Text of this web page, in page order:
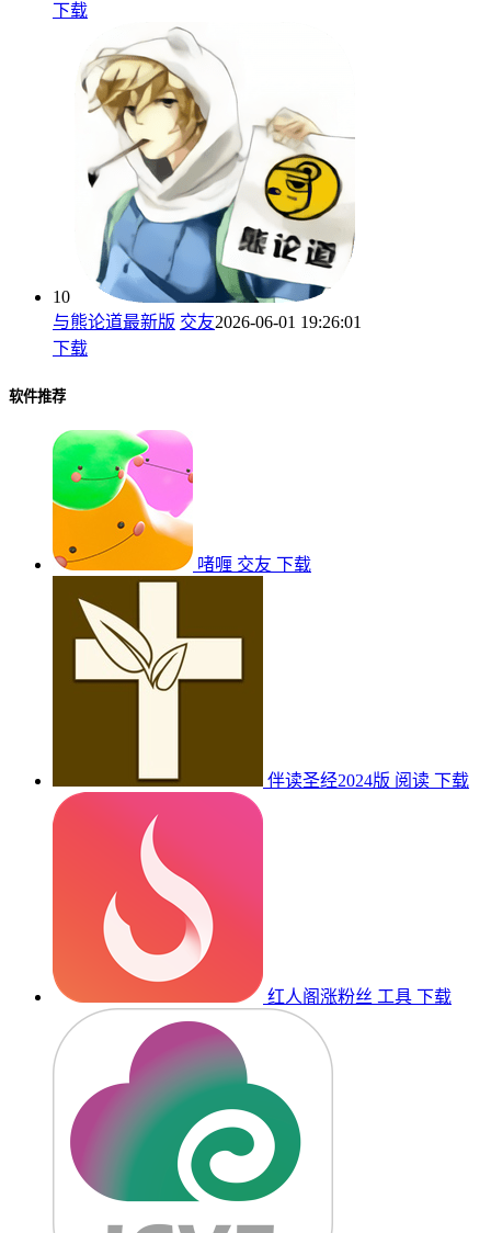
下载
10
与熊论道最新版 交友2026-06-01 19:26:01
下载
软件推荐
啫喱 交友 下载
伴读圣经2024版 阅读 下载
红人阁涨粉丝 工具 下载